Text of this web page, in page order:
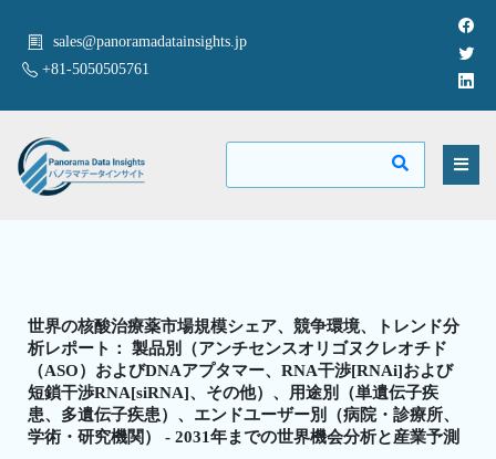
sales@panoramadatainsights.jp
+81-5050505761
世界の核酸治療薬市場規模シェア、競争環境、トレンド分
析レポート： 製品別（アンチセンスオリゴヌクレオチド
（ASO）およびDNAアプタマー、RNA干渉[RNAi]および
短鎖干渉RNA[siRNA]、その他）、用途別（単遺伝子疾
患、多遺伝子疾患）、エンドユーザー別（病院・診療所、
学術・研究機関） - 2031年までの世界機会分析と産業予測